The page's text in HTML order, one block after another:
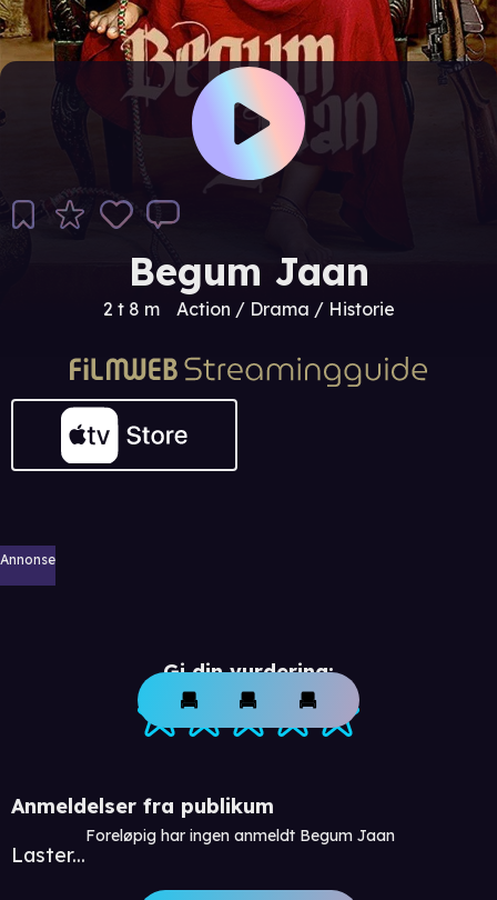
Begum Jaan
2 t 8 m Action / Drama / Historie
Annonse
Gi din vurdering:
Anmeldelser fra publikum
Laster...
Foreløpig har ingen anmeldt Begum Jaan